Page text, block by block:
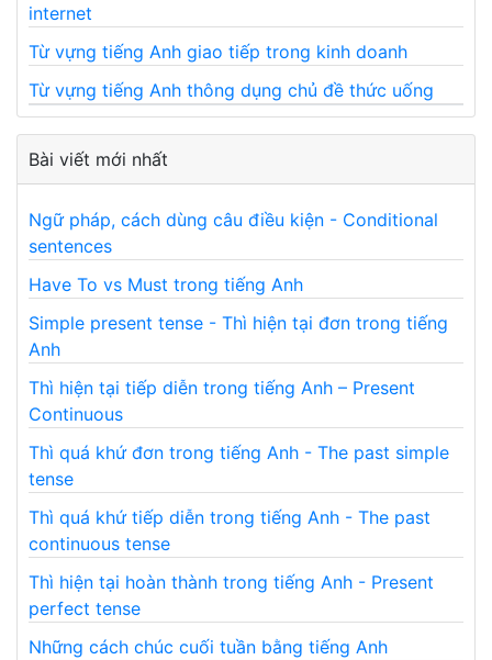
internet
Từ vựng tiếng Anh giao tiếp trong kinh doanh
Từ vựng tiếng Anh thông dụng chủ đề thức uống
Bài viết mới nhất
Ngữ pháp, cách dùng câu điều kiện - Conditional
sentences
Have To vs Must trong tiếng Anh
Simple present tense - Thì hiện tại đơn trong tiếng
Anh
Thì hiện tại tiếp diễn trong tiếng Anh – Present
Continuous
Thì quá khứ đơn trong tiếng Anh - The past simple
tense
Thì quá khứ tiếp diễn trong tiếng Anh - The past
continuous tense
Thì hiện tại hoàn thành trong tiếng Anh - Present
perfect tense
Những cách chúc cuối tuần bằng tiếng Anh